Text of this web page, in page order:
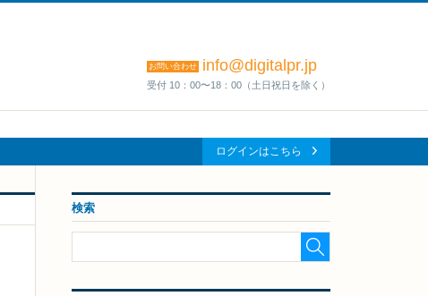
お問い合わせ info@digitalpr.jp
受付 10：00〜18：00（土日祝日を除く）
ログインはこちら
検索